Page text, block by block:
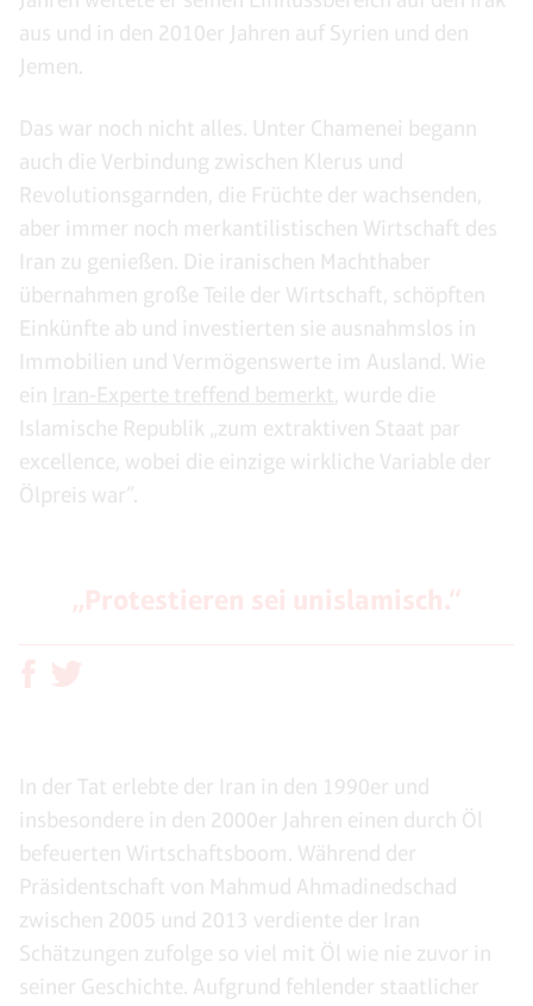
aus und in den 2010er Jahren auf Syrien und den
Jemen.
Das war noch nicht alles. Unter Chamenei begann
auch die Verbindung zwischen Klerus und
Revolutionsgarnden, die Früchte der wachsenden,
aber immer noch merkantilistischen Wirtschaft des
Iran zu genießen. Die iranischen Machthaber
übernahmen große Teile der Wirtschaft, schöpften
Einkünfte ab und investierten sie ausnahmslos in
Immobilien und Vermögenswerte im Ausland. Wie
ein Iran-Experte treffend bemerkt , wurde die
Islamische Republik „zum extraktiven Staat par
excellence, wobei die einzige wirkliche Variable der
Ölpreis war”.
In der Tat erlebte der Iran in den 1990er und
insbesondere in den 2000er Jahren einen durch Öl
befeuerten Wirtschaftsboom. Während der
Präsidentschaft von Mahmud Ahmadinedschad
zwischen 2005 und 2013 verdiente der Iran
Schätzungen zufolge so viel mit Öl wie nie zuvor in
seiner Geschichte. Aufgrund fehlender staatlicher